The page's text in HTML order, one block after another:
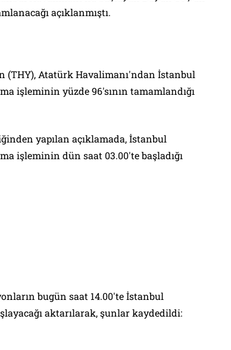
açıklanmıştı.
(THY), Atatürk Havalimanı'ndan İstanbul
işleminin yüzde 96'sının tamamlandığı
yapılan açıklamada, İstanbul
işleminin dün saat 03.00'te başladığı
bugün saat 14.00'te İstanbul
aktarılarak, şunlar kaydedildi: